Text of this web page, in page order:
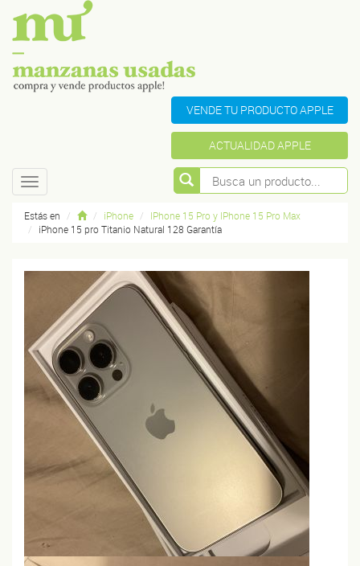
VENDE TU PRODUCTO APPLE
ACTUALIDAD APPLE
Toggle
navigation
Estás en iPhone
IPhone 15 Pro y IPhone 15 Pro Max
iPhone 15 pro Titanio Natural 128 Garantía